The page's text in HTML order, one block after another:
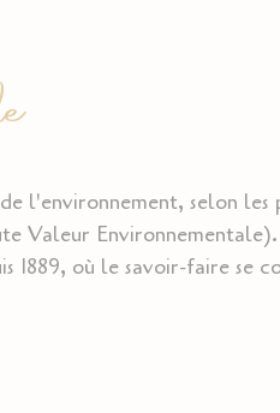
l'environnement, selon les
Valeur
1889, où le savoir-faire se